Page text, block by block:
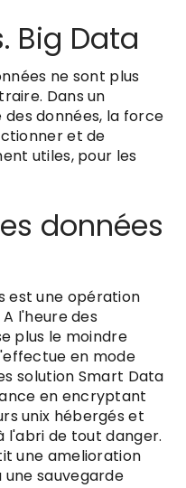
Big Data
ne sont plus
Dans un
données, la force
et de
utiles, pour les
données
est une opération
l'heure des
plus le moindre
en mode
solution Smart Data
en encryptant
unix hébergés et
l'abri de tout danger.
une amelioration
sauvegarde